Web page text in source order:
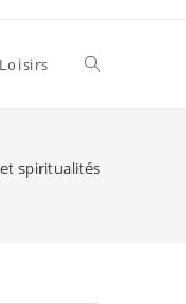
Loisirs Toggle
et spiritualités